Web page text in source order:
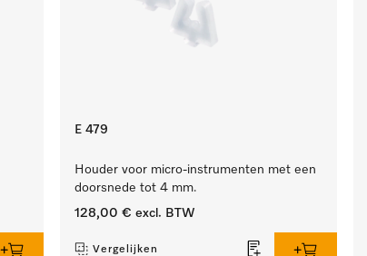
E 479
Houder voor micro-instrumenten met een
doorsnede tot 4 mm.
128,00 € excl. BTW
Vergelijken